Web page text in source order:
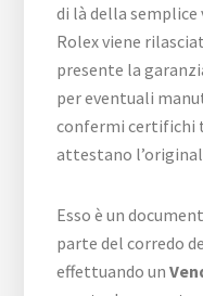
di là della semplice
Rolex viene
presente la
per eventuali
confermi certifichi
attestano
Esso è un
parte del corredo
effettuando un